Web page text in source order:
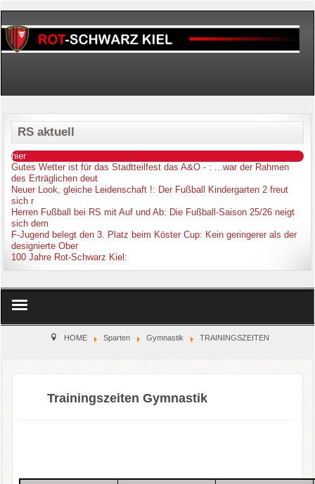
RS aktuell
hier
Gutes Wetter ist für das Stadtteilfest das A&O - : ...war der Rahmen
des Erträglichen deut
Neuer Look, gleiche Leidenschaft !: Der Fußball Kindergarten 2 freut
sich r
Herren Fußball bei RS mit Auf und Ab: Die Fußball-Saison 25/26 neigt
sich dem
F-Jugend belegt den 3. Platz beim Köster Cup: Kein geringerer als der
designierte Ober
100 Jahre Rot-Schwarz Kiel :
Home
Kinderschutz
HOME Sparten Gymnastik TRAININGSZEITEN
Trainingszeiten Gymnastik